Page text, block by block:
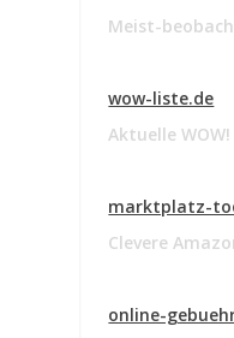
Meist-
wow-liste.de
Aktuelle
marktplatz-
Clevere
online-